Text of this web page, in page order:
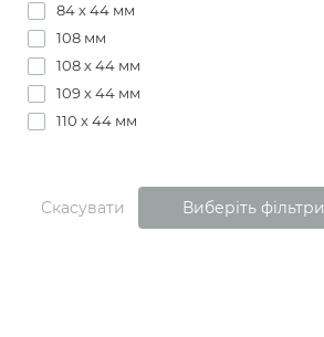
84 х 44 мм
108 мм
108 х 44 мм
109 х 44 мм
110 х 44 мм
Скасувати Виберіть фільтри